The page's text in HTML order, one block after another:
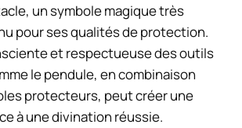
un symbole magique très
pour ses qualités de protection.
et respectueuse des outils
le pendule, en combinaison
protecteurs, peut créer une
à une divination réussie.